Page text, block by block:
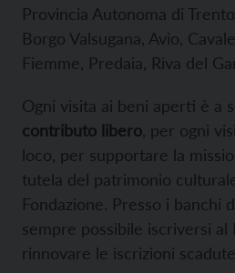
Provincia Autonoma di
Borgo Valsugana, Avio,
Fiemme, Predaia, Riva del
Ogni visita ai beni aperti è a
contributo libero , per ogni
loco, per supportare la
tutela del patrimonio
Fondazione. Presso i banchi
sempre possibile iscriversi al
rinnovare le iscrizioni